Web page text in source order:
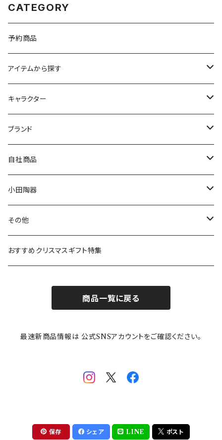
CATEGORY
予約商品
アイテムから探す
九谷焼
マグ＆カップ
プレート
ボウル
ガラスウェア
カトラリー
キャラクター
ムーミン
80th記念アイテム
リトルミイの日記念アイテム
MOOMIN ANIMATION
スヌーピー
ピーターラビット
ポケットモンスター
mofusand（モフサンド）
mofsand×日比谷花壇
ちびまる子ちゃんandクレヨンしんちゃん
ブランド
LA AMYS(エミーズ)
LISA LARSON(リサラーソン)
LAURA ASHLEY(ローラ アシュレイ)
Finlayson(フィンレイソン)
HANAE MORI(ハナエモリ)
THE BEATLES(ザ・ビートルズ)
【山加商店×yaeko】migratory bird
自社商品
ねこ企画
Cecera(セセラ)
CELEC(セレック)
隅切り重箱
HAPPY DINING(ハッピーダイニング)
小田陶器
さざなみ
吉祥
メイメイウェア
SoSo(ソソ）
その他
リサイクル食器
おすすめクリスマスギフト特集
商品一覧に戻る
最速新商品情報は 公式SNSアカウントをご確認ください。
保存 シェア LINE ポスト